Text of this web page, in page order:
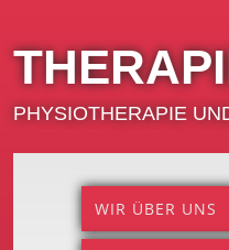
PHYSIOTHERAPIE
WIR ÜBER UNS